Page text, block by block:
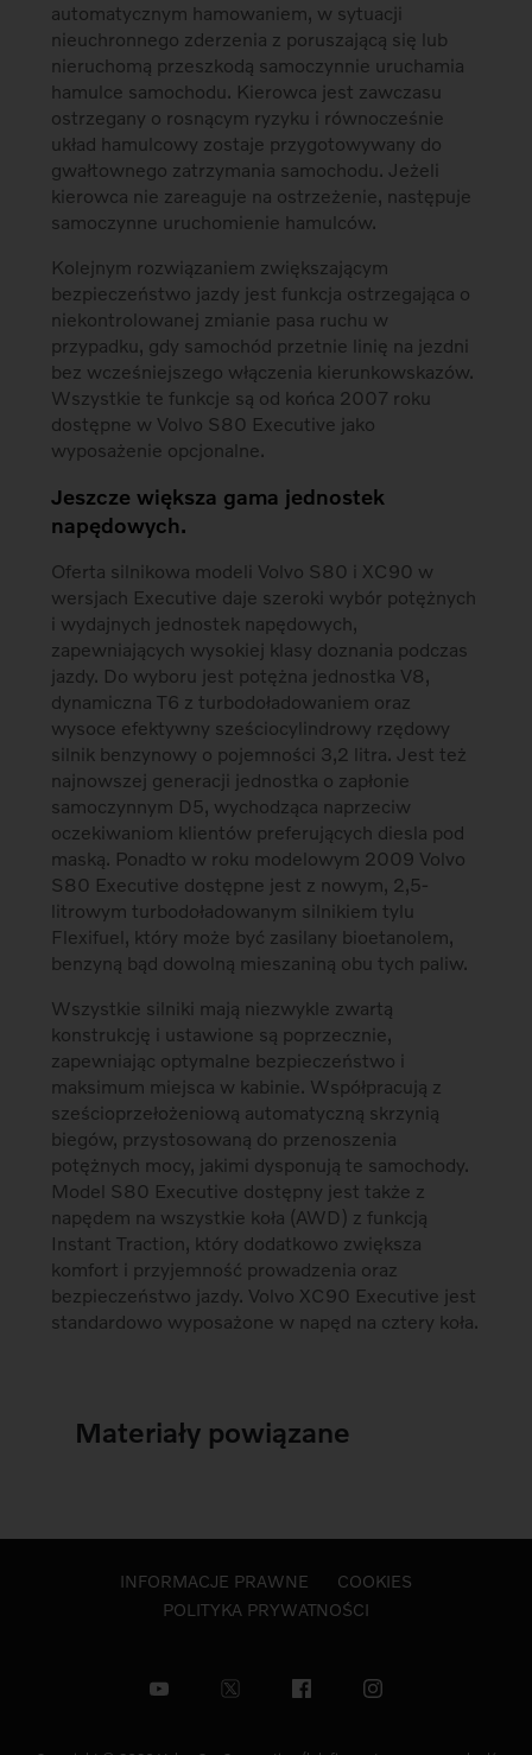
automatycznym hamowaniem, w sytuacji
nieuchronnego zderzenia z poruszającą się lub
nieruchomą przeszkodą samoczynnie uruchamia
hamulce samochodu. Kierowca jest zawczasu
ostrzegany o rosnącym ryzyku i równocześnie
układ hamulcowy zostaje przygotowywany do
gwałtownego zatrzymania samochodu. Jeżeli
kierowca nie zareaguje na ostrzeżenie, następuje
samoczynne uruchomienie hamulców.
Kolejnym rozwiązaniem zwiększającym
bezpieczeństwo jazdy jest funkcja ostrzegająca o
niekontrolowanej zmianie pasa ruchu w
przypadku, gdy samochód przetnie linię na jezdni
bez wcześniejszego włączenia kierunkowskazów.
Wszystkie te funkcje są od końca 2007 roku
dostępne w Volvo S80 Executive jako
wyposażenie opcjonalne.
Jeszcze większa gama jednostek
napędowych.
Oferta silnikowa modeli Volvo S80 i XC90 w
wersjach Executive daje szeroki wybór potężnych
i wydajnych jednostek napędowych,
zapewniających wysokiej klasy doznania podczas
jazdy. Do wyboru jest potężna jednostka V8,
dynamiczna T6 z turbodoładowaniem oraz
wysoce efektywny sześciocylindrowy rzędowy
silnik benzynowy o pojemności 3,2 litra. Jest też
najnowszej generacji jednostka o zapłonie
samoczynnym D5, wychodząca naprzeciw
oczekiwaniom klientów preferujących diesla pod
maską. Ponadto w roku modelowym 2009 Volvo
S80 Executive dostępne jest z nowym, 2,5-
litrowym turbodoładowanym silnikiem tylu
Flexifuel, który może być zasilany bioetanolem,
benzyną bąd dowolną mieszaniną obu tych paliw.
Wszystkie silniki mają niezwykle zwartą
konstrukcję i ustawione są poprzecznie,
zapewniając optymalne bezpieczeństwo i
maksimum miejsca w kabinie. Współpracują z
sześcioprzełożeniową automatyczną skrzynią
biegów, przystosowaną do przenoszenia
potężnych mocy, jakimi dysponują te samochody.
Model S80 Executive dostępny jest także z
napędem na wszystkie koła (AWD) z funkcją
Instant Traction, który dodatkowo zwiększa
komfort i przyjemność prowadzenia oraz
bezpieczeństwo jazdy. Volvo XC90 Executive jest
standardowo wyposażone w napęd na cztery koła.
Materiały powiązane
INFORMACJE PRAWNE
COOKIES
POLITYKA PRYWATNOŚCI